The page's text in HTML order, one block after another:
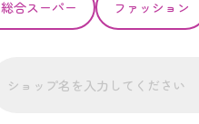
総合スーパー ファッション